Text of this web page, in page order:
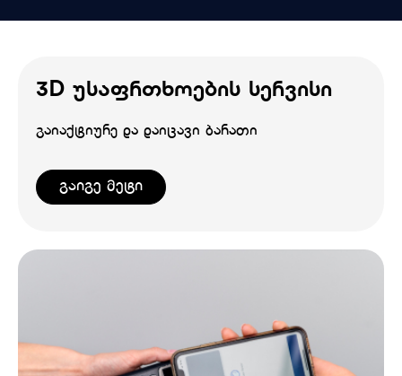
3D უსაფრთხოების სერვისი
გაიაქტიურე და დაიცავი ბარათი
გაიგე მეტი